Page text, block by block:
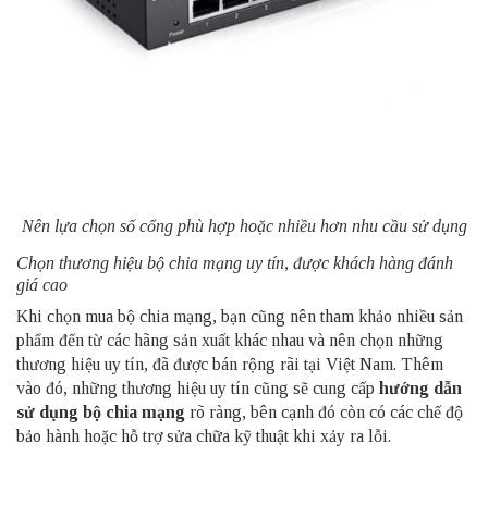
Nên lựa chọn số cổng phù hợp hoặc nhiều hơn nhu cầu sử dụng
Chọn thương hiệu bộ chia mạng uy tín, được khách hàng đánh
giá cao
Khi chọn mua bộ chia mạng, bạn cũng nên tham khảo nhiều sản
phẩm đến từ các hãng sản xuất khác nhau và nên chọn những
thương hiệu uy tín, đã được bán rộng rãi tại Việt Nam. Thêm
vào đó, những thương hiệu uy tín cũng sẽ cung cấp hướng dẫn
sử dụng bộ chia mạng rõ ràng, bên cạnh đó còn có các chế độ
bảo hành hoặc hỗ trợ sửa chữa kỹ thuật khi xảy ra lỗi.